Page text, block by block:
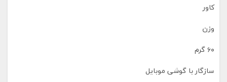
کاور
وزن
۶۰ گرم
سازگار با گوشی موبایل